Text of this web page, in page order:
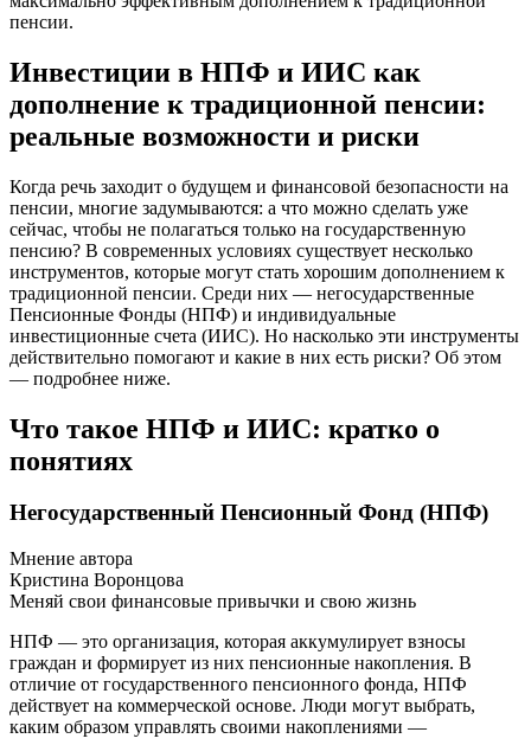
пенсии.
Инвестиции в НПФ и ИИС как
дополнение к традиционной пенсии:
реальные возможности и риски
Когда речь заходит о будущем и финансовой безопасности на
пенсии, многие задумываются: а что можно сделать уже
сейчас, чтобы не полагаться только на государственную
пенсию? В современных условиях существует несколько
инструментов, которые могут стать хорошим дополнением к
традиционной пенсии. Среди них — негосударственные
Пенсионные Фонды (НПФ) и индивидуальные
инвестиционные счета (ИИС). Но насколько эти инструменты
действительно помогают и какие в них есть риски? Об этом
— подробнее ниже.
Что такое НПФ и ИИС: кратко о
понятиях
Негосударственный Пенсионный Фонд (НПФ)
Мнение автора
Кристина Воронцова
Меняй свои финансовые привычки и свою жизнь
НПФ — это организация, которая аккумулирует взносы
граждан и формирует из них пенсионные накопления. В
отличие от государственного пенсионного фонда, НПФ
действует на коммерческой основе. Люди могут выбрать,
каким образом управлять своими накоплениями —